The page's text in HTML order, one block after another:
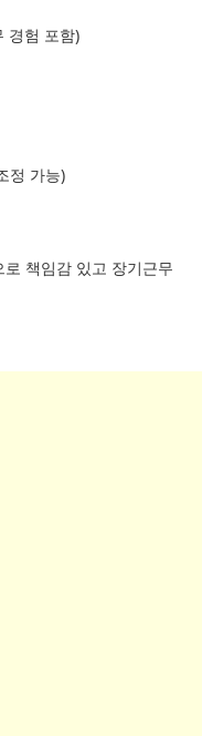
경험 포함)
정 가능)
책임감 있고 장기근무